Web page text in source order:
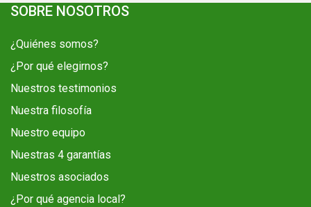
SOBRE NOSOTROS
¿Quiénes somos?
¿Por qué elegirnos?
Nuestros testimonios
Nuestra filosofía
Nuestro equipo
Nuestras 4 garantías
Nuestros asociados
¿Por qué agencia local?